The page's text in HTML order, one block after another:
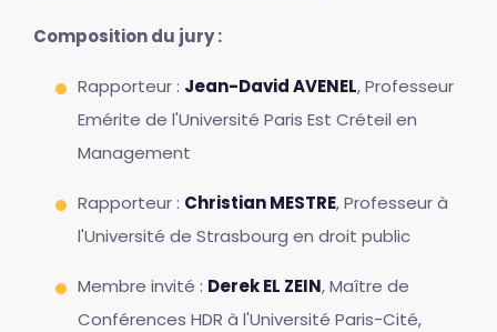
Composition du jury :
Rapporteur : Jean-David AVENEL, Professeur
Emérite de l'Université Paris Est Créteil en
Management
Rapporteur : Christian MESTRE, Professeur à
l'Université de Strasbourg en droit public
Membre invité : Derek EL ZEIN, Maître de
Conférences HDR à l'Université Paris-Cité,